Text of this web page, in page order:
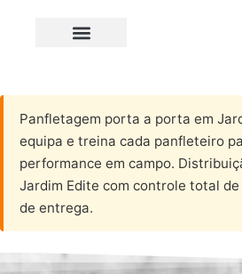
Panfletagem porta a porta em
equipa e treina cada panfleteiro
performance em campo.
Jardim Edite com controle total
de entrega.